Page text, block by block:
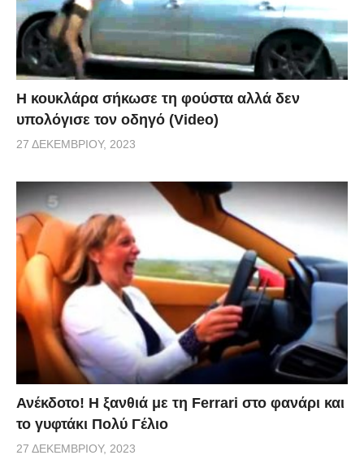
Η κουκλάρα σήκωσε τη φούστα αλλά δεν
υπολόγισε τον οδηγό (Video)
27 ΔΕΚΕΜΒΡΊΟΥ, 2023
Ανέκδοτο! Η ξανθιά με τη Ferrari στο φανάρι και
το γυφτάκι Πολύ Γέλιο
27 ΔΕΚΕΜΒΡΊΟΥ, 2023